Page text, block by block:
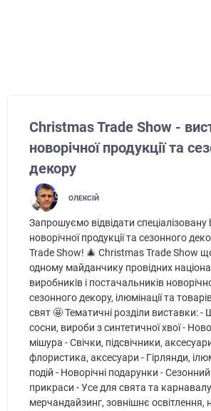
Christmas Trade Show -
новорічної продукції та
декору
ОЛЕКСІЙ
Запрошуємо відвідати
новорічної продукції та сезонного
Trade Show! 🎄 Christmas Trade Show
одному майданчику провідних
виробників і постачальників
сезонного декору, ілюмінації та
свят 🤩 Тематичні розділи виставки: -
сосни, вироби з синтетичної хвої -
мішура - Свічки, підсвічники,
флористика, аксесуари - Гірлянди,
подій - Новорічні подарунки -
прикраси - Усе для свята та
мерчандайзинг, зовнішнє освітлення,